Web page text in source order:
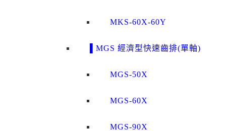
MKS-60X-60Y
▌MGS 經濟型快速齒排(單軸)
MGS-50X
MGS-60X
MGS-90X